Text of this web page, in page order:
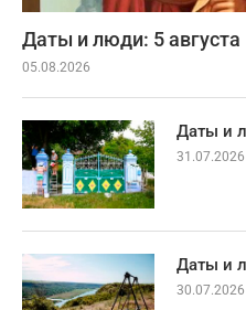
Даты и люди: 5 августа
05.08.2026
Даты и
31.07.2026
Даты и
30.07.2026